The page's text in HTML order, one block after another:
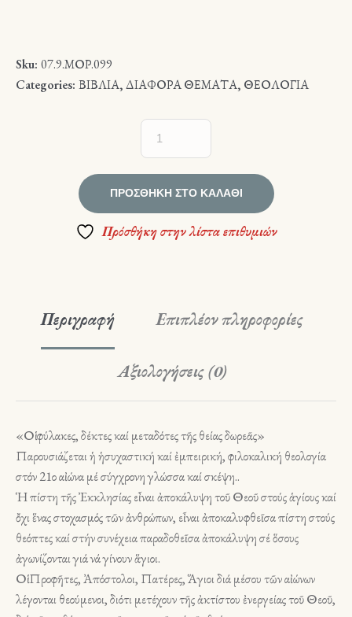
Sku: 07.9.ΜΟΡ.099
Categories: ΒΙΒΛΙΑ,ΔΙΑΦΟΡΑ ΘΕΜΑΤΑ, ΘΕΟΛΟΓΙΑ
ΠΡΟΣΘΉΚΗ ΣΤΟ ΚΑΛΆΘΙ
Πρόσθήκη στην λίστα επιθυμιών
Περιγραφή Επιπλέον πληροφορίες
Αξιολογήσεις (0)
«Οἱ φύλακες, δέκτες καί μεταδότες τῆς θείας δωρεᾶς»
Παρουσιάζεται ἡ ἡσυχαστική καί ἐμπειρική, φιλοκαλική θεολογία
στόν 21ο αἰώνα μέ σύγχρονη γλώσσα καί σκέψη..
Ἡ πίστη τῆς Ἐκκλησίας εἶναι ἀποκάλυψη τοῦ Θεοῦ στούς ἁγίους καί
ὄχι ἕνας στοχασμός τῶν ἀνθρώπων, εἶναι ἀποκαλυφθεῖσα πίστη στούς
θεόπτες καί στήν συνέχεια παραδοθεῖσα ἀποκάλυψη σέ ὅσους
ἀγωνίζονται γιά νά γίνουν ἅγιοι.
Οἱ Προφῆτες, Ἀπόστολοι, Πατέρες, Ἅγιοι διά μέσου τῶν αἰώνων
λέγονται θεούμενοι, διότι μετέχουν τῆς ἀκτίστου ἐνεργείας τοῦ Θεοῦ,